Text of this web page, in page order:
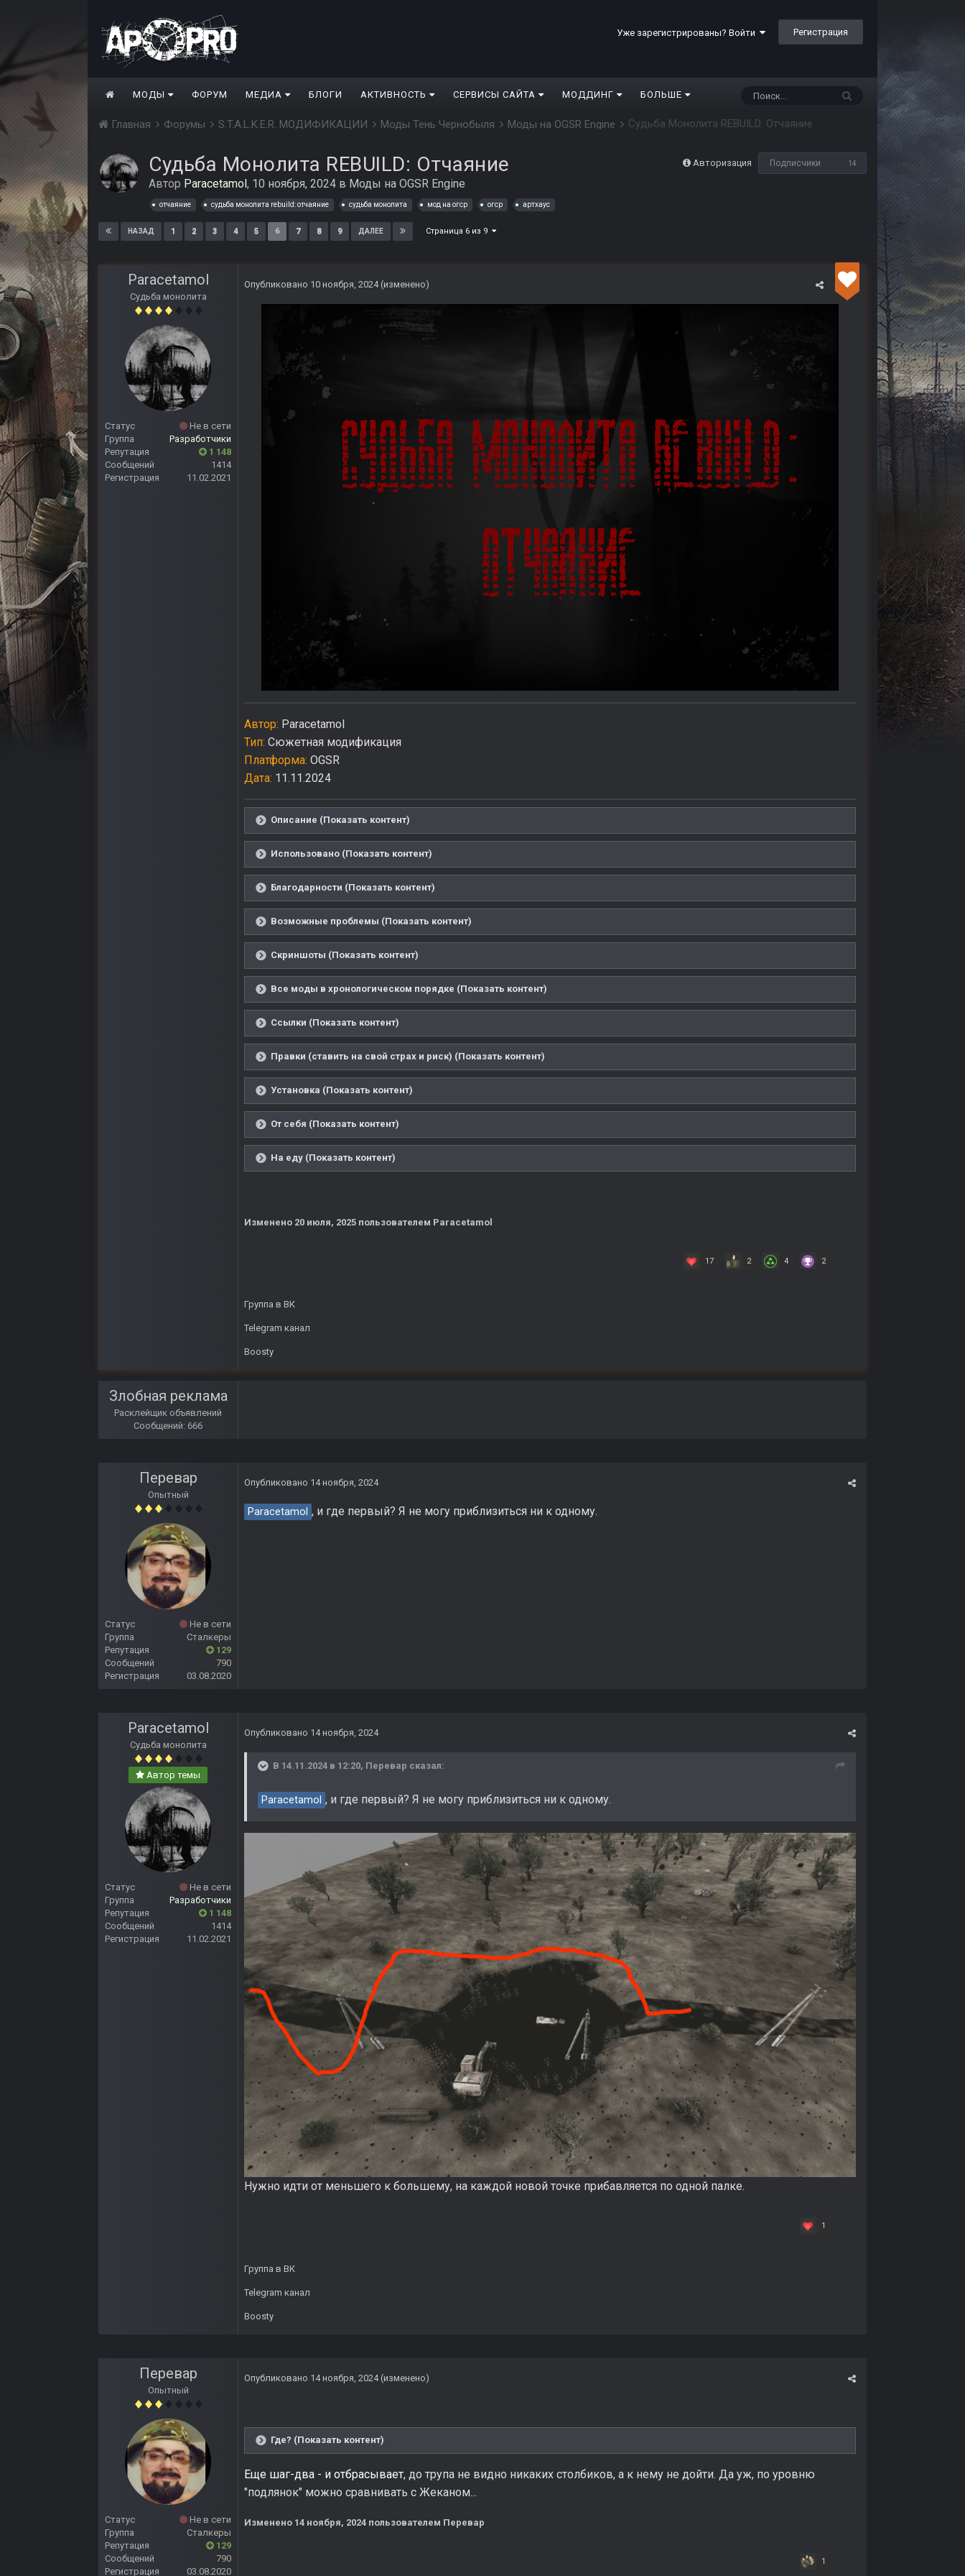
Уже зарегистрированы? Войти Регистрация
МОДЫ ФОРУМ МЕДИА БЛОГИ АКТИВНОСТЬ СЕРВИСЫ САЙТА МОДДИНГ БОЛЬШЕ
Главная Форумы S.T.A.L.K.E.R. МОДИФИКАЦИИ Моды Тень Чернобыля Моды на OGSR Engine Судьба Монолита REBUILD: Отчаяние
Авторизация Подписчики 14
Судьба Монолита REBUILD: Отчаяние
Автор Paracetamol, 10 ноября, 2024 в Моды на OGSR Engine
отчаяние судьба монолита rebuild: отчаяние судьба монолита мод на огср огср артхаус
НАЗАД 1 2 3 4 5 6 7 8 9 ДАЛЕЕ Страница 6 из 9
Paracetamol
Судьба монолита
Статус
Не в сети
Группа
Разработчики
Репутация
1 148
Сообщений
1414
Регистрация
11.02.2021
Опубликовано 10 ноября, 2024 (изменено)
Автор: Paracetamol
Тип: Сюжетная модификация
Платформа: OGSR
Дата: 11.11.2024
Описание (Показать контент)
Использовано (Показать контент)
Благодарности (Показать контент)
Возможные проблемы (Показать контент)
Скриншоты (Показать контент)
Все моды в хронологическом порядке (Показать контент)
Ссылки (Показать контент)
Правки (ставить на свой страх и риск) (Показать контент)
Установка (Показать контент)
От себя (Показать контент)
На еду (Показать контент)
Изменено 20 июля, 2025 пользователем Paracetamol
17 2 4 2
Группа в ВК
Telegram канал
Boosty
Злобная реклама
Расклейщик объявлений
Сообщений: 666
Перевар
Опытный
Статус
Не в сети
Группа
Сталкеры
Репутация
129
Сообщений
790
Регистрация
03.08.2020
Опубликовано 14 ноября, 2024
Paracetamol , и где первый? Я не могу приблизиться ни к одному.
Paracetamol
Судьба монолита
Автор темы
Статус
Не в сети
Группа
Разработчики
Репутация
1 148
Сообщений
1414
Регистрация
11.02.2021
Опубликовано 14 ноября, 2024
В 14.11.2024 в 12:20, Перевар сказал:
Paracetamol , и где первый? Я не могу приблизиться ни к одному.
Нужно идти от меньшего к большему, на каждой новой точке прибавляется по одной палке.
1
Группа в ВК
Telegram канал
Boosty
Перевар
Опытный
Статус
Не в сети
Группа
Сталкеры
Репутация
129
Сообщений
790
Регистрация
03.08.2020
Опубликовано 14 ноября, 2024 (изменено)
Где? (Показать контент)
Еще шаг-два - и отбрасывает, до трупа не видно никаких столбиков, а к нему не дойти. Да уж, по уровню
"подлянок" можно сравнивать с Жеканом...
Изменено 14 ноября, 2024 пользователем Перевар
1